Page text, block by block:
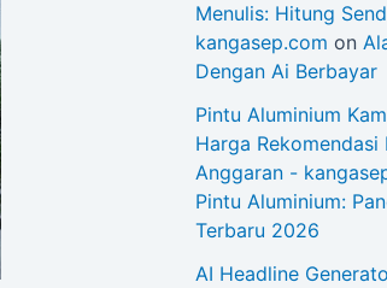
Menulis: Hitung
kangasep.com on
Dengan Ai Berbayar
Pintu Aluminium
Harga
Anggaran -
Pintu Aluminium:
Terbaru 2026
AI Headline